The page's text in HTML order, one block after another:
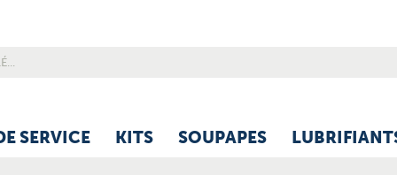
SERVICE KITS SOUPAPES